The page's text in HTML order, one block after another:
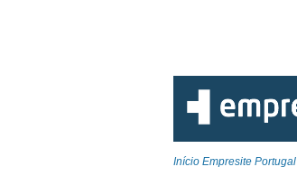
Início Empresite Portugal